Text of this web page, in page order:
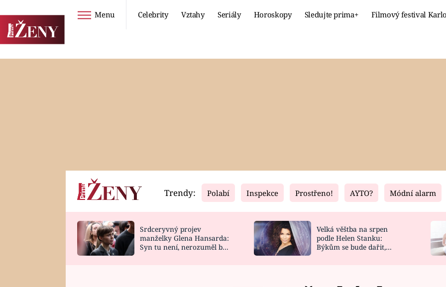
Menu Celebrity Vztahy Seriály Horoskopy Sledujte prima+ Filmový festival
Horoskopy
HOROSKOP NA
Video
CELEBRITY
VAŘENÍ
Fresh
NOVINKY
VIDEORECEPTY
Living
DESIGN
Trendy: Polabí Inspekce Prostřeno! AYTO? Módní alarm
Srdceryvný projev
manželky Glena Hansarda:
Syn tu není, nerozuměl by
Velká věštba na srpen
podle Helen Stanku:
Býkům se bude dařit,